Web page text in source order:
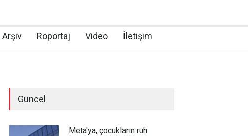
Arşiv Röportaj Video İletişim
Güncel
Meta'ya, çocukların ruh